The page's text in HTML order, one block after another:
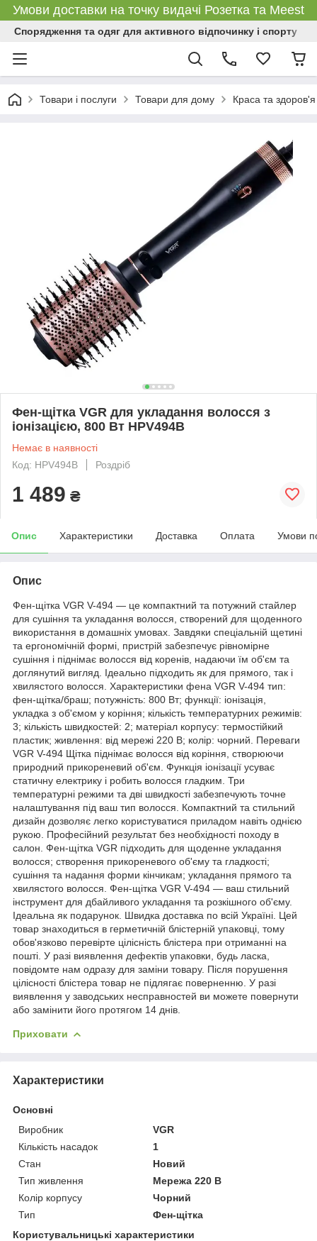
Умови доставки на точку видачі Розетка та Meest
Спорядження та одяг для активного відпочинку і спорту
Товари і послуги Товари для дому Краса та здоров'я
Фен-щітка VGR для укладання волосся з
іонізацією, 800 Вт HPV494B
Немає в наявності
Код: HPV494B
Роздріб
1 489 ₴
Опис Характеристики Доставка Оплата Умови
Опис
Фен-щітка VGR V-494 — це компактний та потужний стайлер
для сушіння та укладання волосся, створений для щоденного
використання в домашніх умовах. Завдяки спеціальній щетині
та ергономічній формі, пристрій забезпечує рівномірне
сушіння і піднімає волосся від коренів, надаючи їм об'єм та
доглянутий вигляд. Ідеально підходить як для прямого, так і
хвилястого волосся. Характеристики фена VGR V-494 тип:
фен-щітка/браш; потужність: 800 Вт; функції: іонізація,
укладка з об'ємом у коріння; кількість температурних режимів:
3; кількість швидкостей: 2; матеріал корпусу: термостійкий
пластик; живлення: від мережі 220 В; колір: чорний. Переваги
VGR V-494 Щітка піднімає волосся від коріння, створюючи
природний прикореневий об'єм. Функція іонізації усуває
статичну електрику і робить волосся гладким. Три
температурні режими та дві швидкості забезпечують точне
налаштування під ваш тип волосся. Компактний та стильний
дизайн дозволяє легко користуватися приладом навіть однією
рукою. Професійний результат без необхідності походу в
салон. Фен-щітка VGR підходить для щоденне укладання
волосся; створення прикореневого об'єму та гладкості;
сушіння та надання форми кінчикам; укладання прямого та
хвилястого волосся. Фен-щітка VGR V-494 — ваш стильний
інструмент для дбайливого укладання та розкішного об'єму.
Ідеальна як подарунок. Швидка доставка по всій Україні. Цей
товар знаходиться в герметичній блістерній упаковці, тому
обов'язково перевірте цілісність блістера при отриманні на
пошті. У разі виявлення дефектів упаковки, будь ласка,
повідомте нам одразу для заміни товару. Після порушення
цілісності блістера товар не підлягає поверненню. У разі
виявлення у заводських несправностей ви можете повернути
або замінити його протягом 14 днів.
Приховати
Характеристики
Основні
Виробник
VGR
Кількість насадок
1
Стан
Новий
Тип живлення
Мережа 220 В
Колір корпусу
Чорний
Тип
Фен-щітка
Користувальницькі характеристики